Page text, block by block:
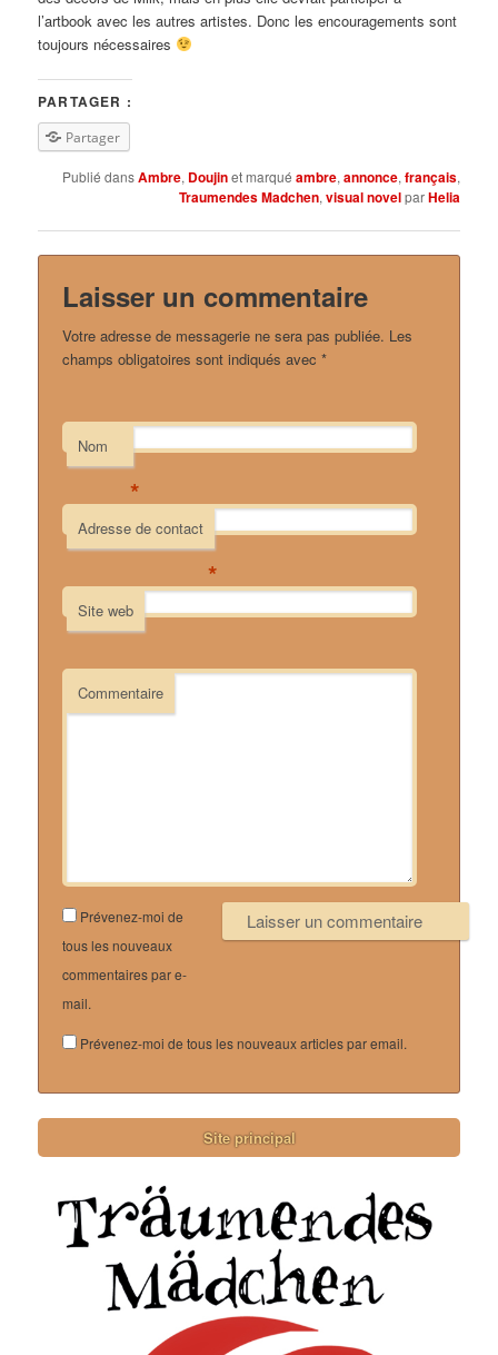
l’artbook avec les autres artistes. Donc les encouragements sont
toujours nécessaires
PARTAGER :
Partager
Publié dansAmbre, Doujinet marqué ambre, annonce, français,
Traumendes Madchen, visual novelparHelia
Laisser un commentaire
Votre adresse de messagerie ne sera pas publiée. Les
champs obligatoires sont indiqués avec*
Nom
*
Adresse de contact
*
Site web
Commentaire
Prévenez-moi de
tous les nouveaux
commentaires par e-
mail.
Prévenez-moi de tous les nouveaux articles par email.
Site principal